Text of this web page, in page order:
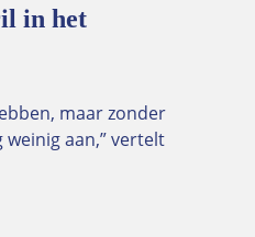
in het
maar zonder
aan,” vertelt